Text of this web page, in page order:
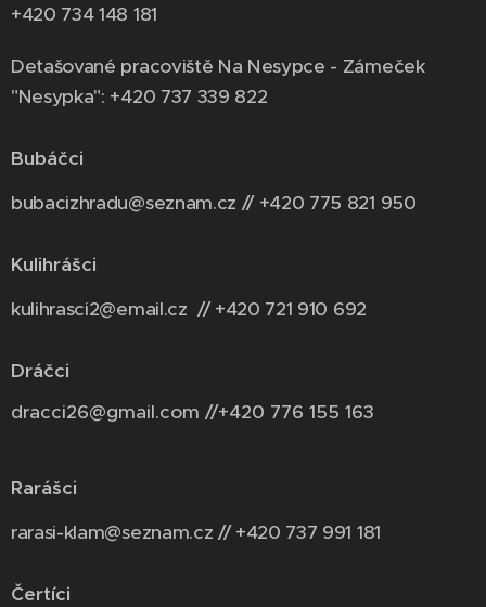
+420 734 148 181
Detašované pracoviště Na Nesypce - Zámeček
"Nesypka": +420 737 339 822
Bubáčci
bubacizhradu@seznam.cz // +420 775 821 950
Kulihrášci
kulihrasci2@email.cz // +420 721 910 692
Dráčci
dracci26@gmail.com //+420 776 155 163
Rarášci
rarasi-klam@seznam.cz // +420 737 991 181
Čertíci